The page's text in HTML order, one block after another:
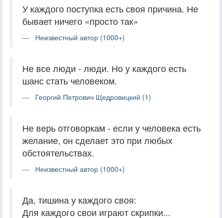
У каждого поступка есть своя причина. Не
бывает ничего «просто так»
Неизвестный автор (1000+)
Не все люди - люди. Но у каждого есть
шанс стать человеком.
Георгий Петрович Щедровицкий (1)
Не верь отговоркам - если у человека есть
желание, он сделает это при любых
обстоятельствах.
Неизвестный автор (1000+)
Да, тишина у каждого своя:
Для каждого свои играют скрипки...